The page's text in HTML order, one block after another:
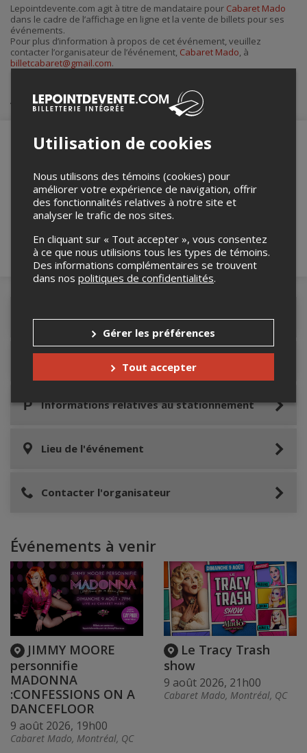
courriel
Lepointdevente.com agit à titre de mandataire pour Cabaret Mado
dans le cadre de l’affichage en ligne et la vente de billets pour ses
événements.
Pour plus d’information à propos de cet événement, veuillez
contacter l’organisateur de l’événement, Cabaret Mado, à
billetcabaret@gmail.com.
Achat de billets
Merci de confirmer que vous n'êtes pas un
robot ci-bas.
Détails de l'événement
Accès au site de l'événement
Informations relatives au stationnement
Lieu de l'événement
Contacter l'organisateur
Événements à venir
JIMMY MOORE
personnifie
MADONNA
:CONFESSIONS ON A
DANCEFLOOR
9 août 2026, 19h00
Cabaret Mado, Montréal, QC
Le Tracy Trash
show
9 août 2026, 21h00
Cabaret Mado, Montréal, QC
Utilisation de cookies
Nous utilisons des témoins (cookies) pour
améliorer votre expérience de navigation, offrir
des fonctionnalités relatives à notre site et
analyser le trafic de nos sites.
En cliquant sur « Tout accepter », vous consentez
à ce que nous utilisions tous les types de témoins.
Des informations complémentaires se trouvent
dans nos politiques de confidentialités.
Gérer les préférences
Tout accepter